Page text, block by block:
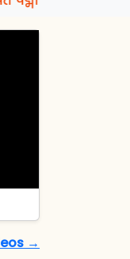
→